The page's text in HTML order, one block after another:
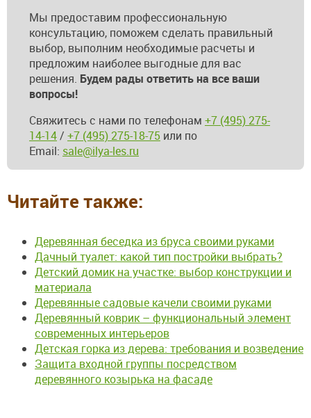
Мы предоставим профессиональную
консультацию, поможем сделать правильный
выбор, выполним необходимые расчеты и
предложим наиболее выгодные для вас
решения. Будем рады ответить на все ваши
вопросы!
Свяжитесь с нами по телефонам +7 (495) 275-
14-14/ +7 (495) 275-18-75 или по
Email: sale@ilya-les.ru
Читайте также:
Деревянная беседка из бруса своими руками
Дачный туалет: какой тип постройки выбрать?
Детский домик на участке: выбор конструкции и
материала
Деревянные садовые качели своими руками
Деревянный коврик – функциональный элемент
современных интерьеров
Детская горка из дерева: требования и возведение
Защита входной группы посредством
деревянного козырька на фасаде